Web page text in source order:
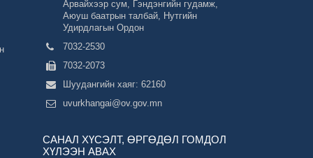
Арвайхээр сум, Гэндэнгийн гудамж,
Аюуш баатрын талбай, Нутгийн
Удирдлагын Ордон
7032-2530
7032-2073
Шуудангийн хаяг: 62160
uvurkhangai@ov.gov.mn
САНАЛ ХҮСЭЛТ, ӨРГӨДӨЛ ГОМДОЛ
ХҮЛЭЭН АВАХ